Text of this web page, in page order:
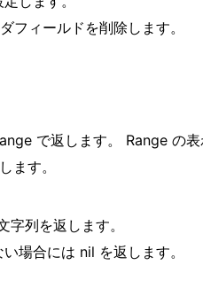
ィールドを削除します。
で返します。 Range の
ます。
列を返します。
場合には nil を返します。